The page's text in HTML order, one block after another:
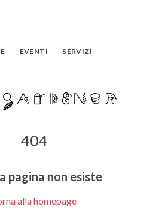
EVENTI SERVIZI
404
pagina non esiste
alla homepage